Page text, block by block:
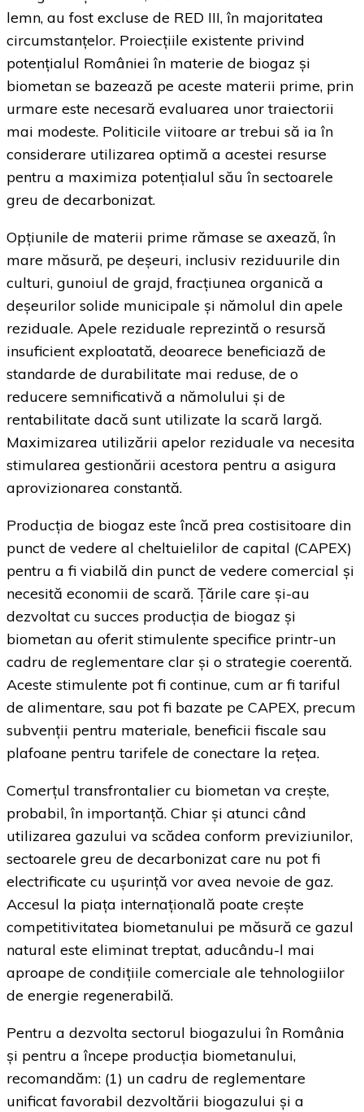
lemn, au fost excluse de RED III, în majoritatea
circumstanțelor. Proiecțiile existente privind
potențialul României în materie de biogaz și
biometan se bazează pe aceste materii prime, prin
urmare este necesară evaluarea unor traiectorii
mai modeste. Politicile viitoare ar trebui să ia în
considerare utilizarea optimă a acestei resurse
pentru a maximiza potențialul său în sectoarele
greu de decarbonizat.
Opțiunile de materii prime rămase se axează, în
mare măsură, pe deșeuri, inclusiv reziduurile din
culturi, gunoiul de grajd, fracțiunea organică a
deșeurilor solide municipale și nămolul din apele
reziduale. Apele reziduale reprezintă o resursă
insuficient exploatată, deoarece beneficiază de
standarde de durabilitate mai reduse, de o
reducere semnificativă a nămolului și de
rentabilitate dacă sunt utilizate la scară largă.
Maximizarea utilizării apelor reziduale va necesita
stimularea gestionării acestora pentru a asigura
aprovizionarea constantă.
Producția de biogaz este încă prea costisitoare din
punct de vedere al cheltuielilor de capital (CAPEX)
pentru a fi viabilă din punct de vedere comercial și
necesită economii de scară. Țările care și-au
dezvoltat cu succes producția de biogaz și
biometan au oferit stimulente specifice printr-un
cadru de reglementare clar și o strategie coerentă.
Aceste stimulente pot fi continue, cum ar fi tariful
de alimentare, sau pot fi bazate pe CAPEX, precum
subvenții pentru materiale, beneficii fiscale sau
plafoane pentru tarifele de conectare la rețea.
Comerțul transfrontalier cu biometan va crește,
probabil, în importanță. Chiar și atunci când
utilizarea gazului va scădea conform previziunilor,
sectoarele greu de decarbonizat care nu pot fi
electrificate cu ușurință vor avea nevoie de gaz.
Accesul la piața internațională poate crește
competitivitatea biometanului pe măsură ce gazul
natural este eliminat treptat, aducându-l mai
aproape de condițiile comerciale ale tehnologiilor
de energie regenerabilă.
Pentru a dezvolta sectorul biogazului în România
și pentru a începe producția biometanului,
recomandăm: (1) un cadru de reglementare
unificat favorabil dezvoltării biogazului și a